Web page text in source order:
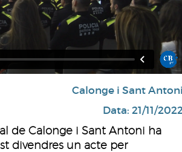
Calonge i Sant
Data: 21/11/
de Calonge i Sant Antoni ha
divendres un acte per